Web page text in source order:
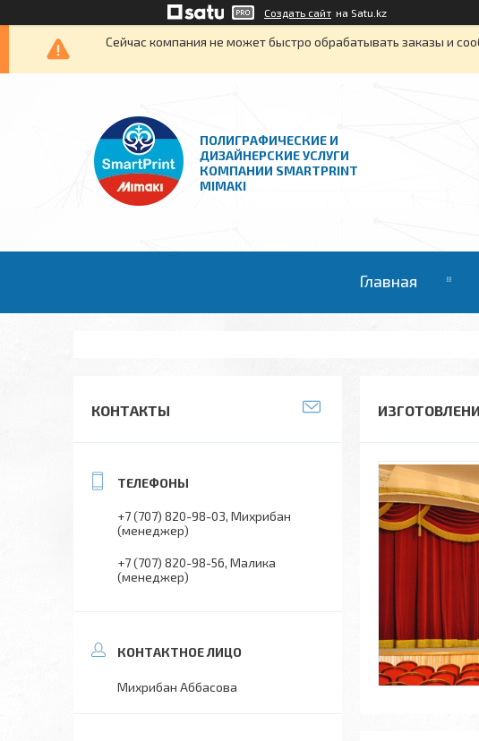
Создать сайт на Satu.kz
Сейчас компания не может быстро обрабатывать заказы и
ПОЛИГРАФИЧЕСКИЕ И
ДИЗАЙНЕРСКИЕ УСЛУГИ
КОМПАНИИ SMARTPRINT
MIMAKI
Главная
КОНТАКТЫ
+7 (707) 820-98-03 Михрибан
(менеджер)
+7 (707) 820-98-56 Малика
(менеджер)
Михрибан Аббасова